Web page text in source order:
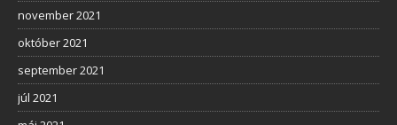
november 2021
október 2021
september 2021
júl 2021